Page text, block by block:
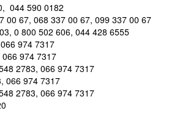
044 590 0182
00 67, 068 337 00 67, 099 337 00 67
0 800 502 606, 044 428 6555
974 7317
974 7317
2783, 066 974 7317
066 974 7317
2783, 066 974 7317